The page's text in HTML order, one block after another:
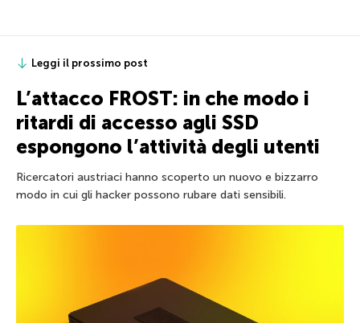
Leggi il prossimo post
L’attacco FROST: in che modo i
ritardi di accesso agli SSD
espongono l’attività degli utenti
Ricercatori austriaci hanno scoperto un nuovo e bizzarro
modo in cui gli hacker possono rubare dati sensibili.